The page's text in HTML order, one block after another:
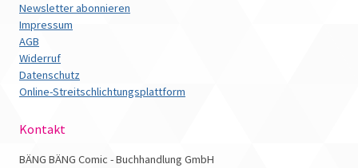
Newsletter abonnieren
Impressum
AGB
Widerruf
Datenschutz
Online-Streitschlichtungsplattform
Kontakt
BÄNG BÄNG Comic - Buchhandlung GmbH